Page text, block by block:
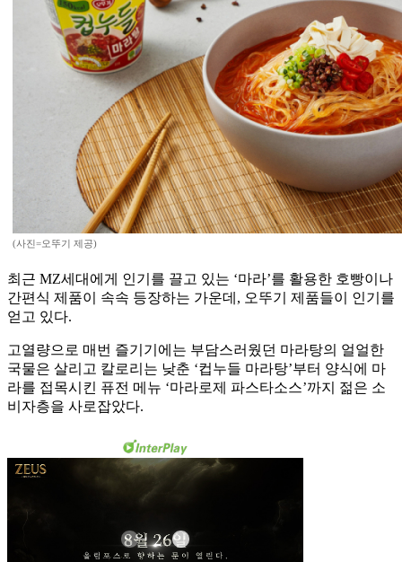
(사진=오뚜기 제공)
최근 MZ세대에게 인기를 끌고 있는 ‘마라’를 활용한 호빵이나
간편식 제품이 속속 등장하는 가운데, 오뚜기 제품들이 인기를
얻고 있다.
고열량으로 매번 즐기기에는 부담스러웠던 마라탕의 얼얼한
국물은 살리고 칼로리는 낮춘 ‘컵누들 마라탕’부터 양식에 마
라를 접목시킨 퓨전 메뉴 ‘마라로제 파스타소스’까지 젊은 소
비자층을 사로잡았다.